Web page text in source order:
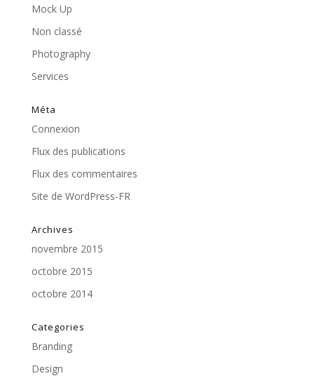
Mock Up
Non classé
Photography
Services
Méta
Connexion
Flux des publications
Flux des commentaires
Site de WordPress-FR
Archives
novembre 2015
octobre 2015
octobre 2014
Categories
Branding
Design